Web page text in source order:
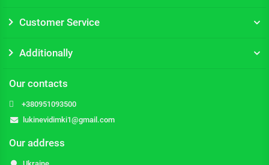
Customer Service
Additionally
Our contacts
+380951093500
lukinevidimki1@gmail.com
Our address